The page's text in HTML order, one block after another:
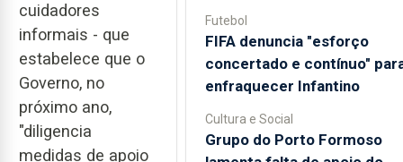
cuidadores
informais - que
estabelece que o
Governo, no
próximo ano,
"diligencia
medidas de apoio
Futebol
FIFA denuncia "esforço
concertado e contínuo"
enfraquecer Infantino
Cultura e Social
Grupo do Porto Formoso